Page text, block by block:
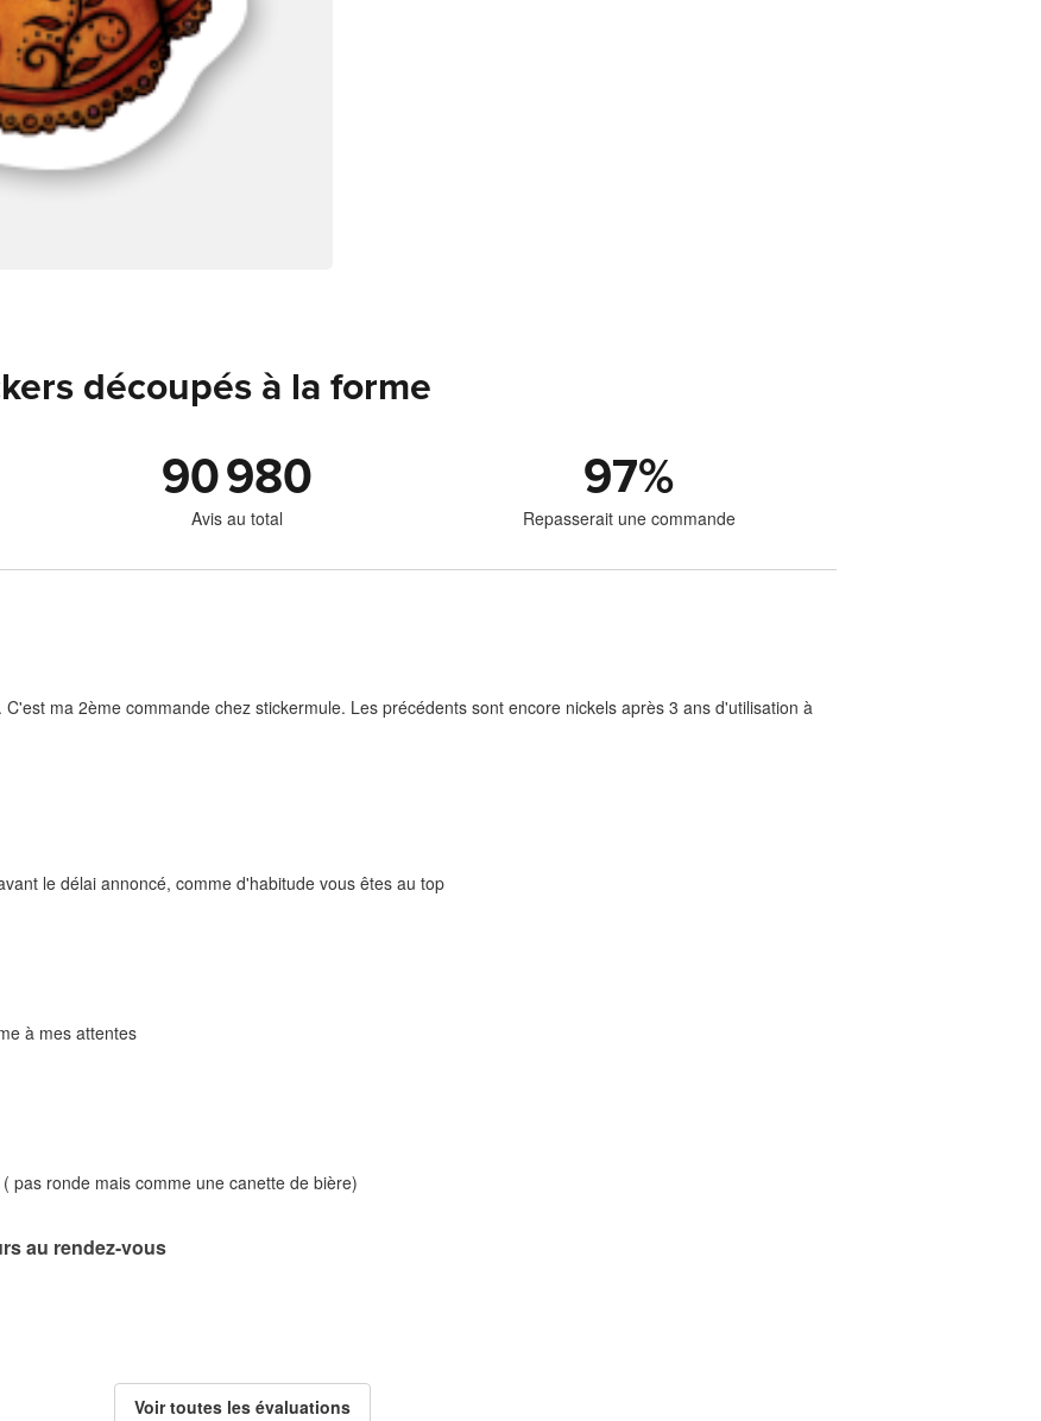
découpés à la forme
90 980
Avis au total
97%
Repasserait une commande
ma 2ème commande chez stickermule. Les précédents sont encore nickels après 3 ans d'utilisation à
le délai annoncé, comme d'habitude vous êtes au top
à mes attentes
pas ronde mais comme une canette de bière)
au rendez-vous
Voir toutes les évaluations